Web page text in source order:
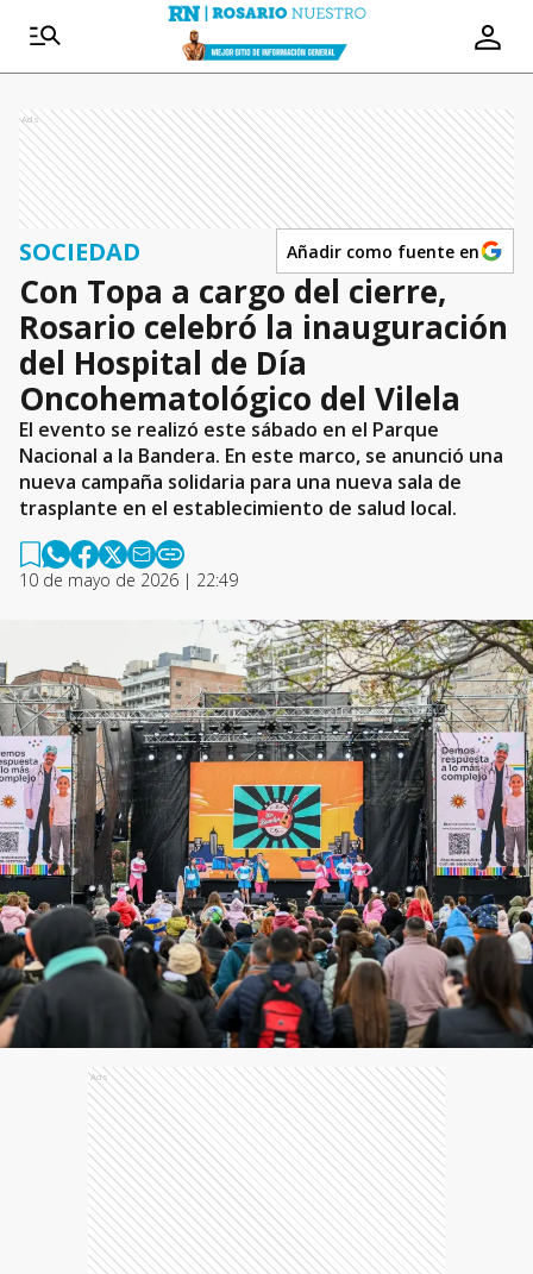
Ads
SOCIEDAD Añadir como fuente en
Con Topa a cargo del cierre,
Rosario celebró la inauguración
del Hospital de Día
Oncohematológico del Vilela
El evento se realizó este sábado en el Parque
Nacional a la Bandera. En este marco, se anunció una
nueva campaña solidaria para una nueva sala de
trasplante en el establecimiento de salud local.
10 de mayo de 2026 | 22:49
Ads